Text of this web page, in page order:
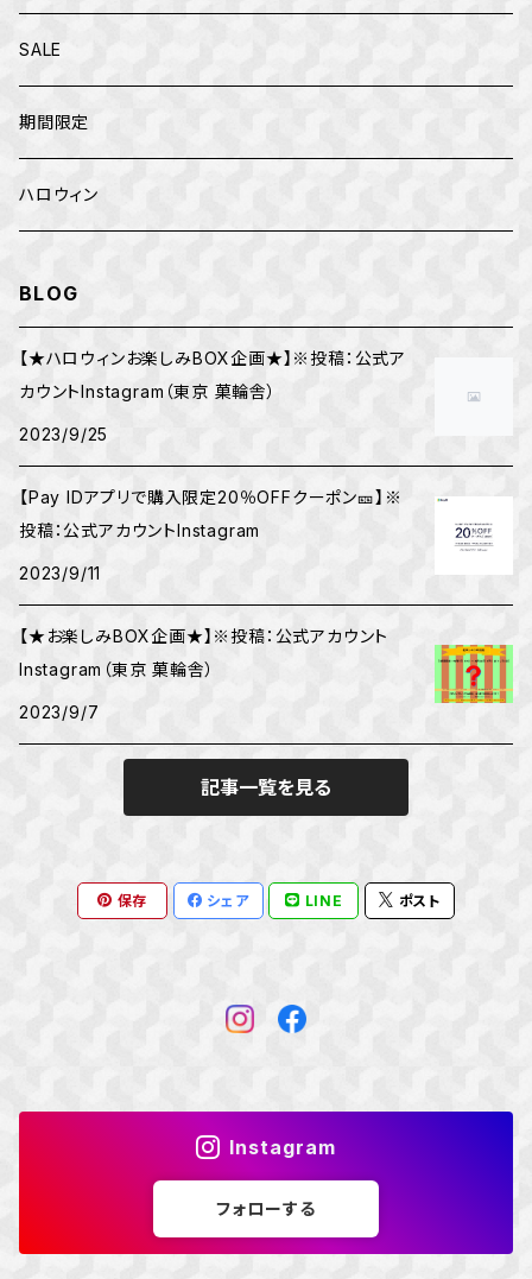
トップス
カファレル
SALE
期間限定
ハロウィン
BLOG
【★ハロウィンお楽しみBOX企画★】※投稿：公式ア
カウントInstagram（東京 菓輪舎）
2023/9/25
【Pay IDアプリで購入限定20％OFFクーポン🎫】※
投稿：公式アカウントInstagram
2023/9/11
【★お楽しみBOX企画★】※投稿：公式アカウント
Instagram（東京 菓輪舎）
2023/9/7
記事一覧を見る
保存 シェア LINE ポスト
Instagram
フォローする